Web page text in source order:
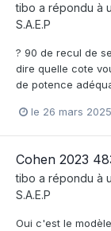
tibo a répondu à
S.A.E.P
? 90 de recul de
dire quelle cote
de potence
le 26 mars 2025
Cohen 2023
tibo a répondu à
S.A.E.P
Oui c'est le